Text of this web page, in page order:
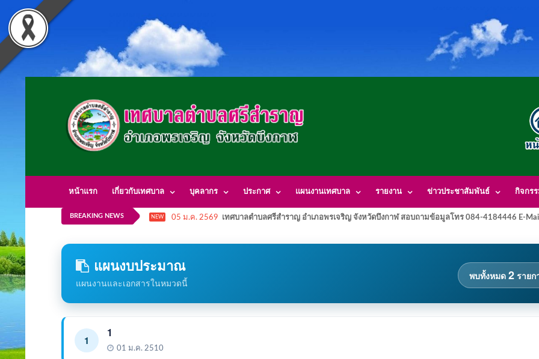
หน้าแรก เกี่ยวกับเทศบาล บุคลากร ประกาศ แผนงานเทศบาล รายงาน ข่าวประชาสัมพันธ์ กิจกรร
BREAKING NEWS NEW 05 ม.ค. 2569 เทศบาลตำบลศรีสำราญ อำเภอพรเจริญ จังหวัดบึงกาฬ สอบถามข้อมูลโทร 084-4184446 E-
แผนงบประมาณ
แผนงานและเอกสารในหมวดนี้
พบทั้งหมด 2รายก
1
1
01 ม.ค. 2510